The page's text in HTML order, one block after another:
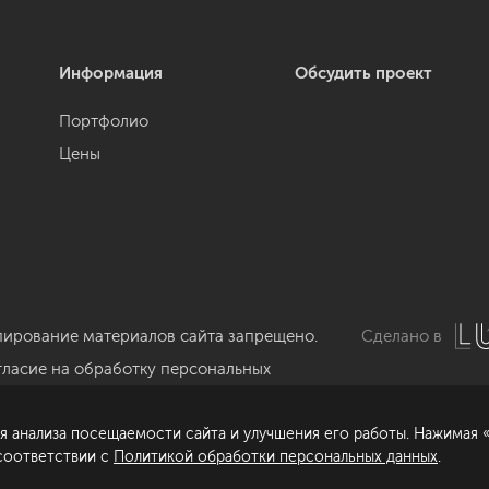
Информация
Портфолио
Цены
Обсудить проект
материалов сайта запрещено.
на обработку персональных
обработки персональных данных
Сделано в
посещаемости сайта и улучшения его работы. Нажимая
с Политикой обработки персональных данных.